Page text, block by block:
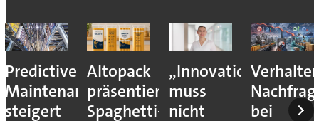
Predictive
Maintenance
steigert
Altopack
präsentiert
Spaghetti-
„Innovation
muss
nicht
bei